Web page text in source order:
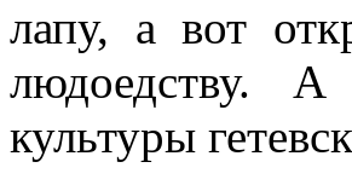
лапу, а вот
людоедству.
культуры